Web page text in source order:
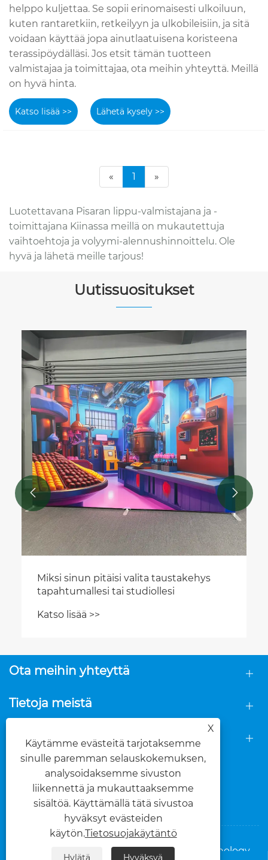
helppo kuljettaa. Se sopii erinomaisesti ulkoiluun,
kuten rantaretkiin, retkeilyyn ja ulkobileisiin, ja sitä
voidaan käyttää jopa ainutlaatuisena koristeena
terassipöydälläsi. Jos etsit tämän tuotteen
valmistajaa ja toimittajaa, ota meihin yhteyttä. Meillä
on hyvä hinta.
Katso lisää >> Lähetä kysely >>
« 1 »
Luotettavana Pisaran lippu-valmistajana ja -
toimittajana Kiinassa meillä on mukautettuja
vaihtoehtoja ja volyymi-alennushinnoittelu. Ole
hyvä ja lähetä meille tarjous!
Uutissuositukset
Miksi sinun pitäisi valita taustakehys
tapahtumallesi tai studiollesi
Katso lisää >>
 
Ota meihin yhteyttä
Tietoja meistä
SEURAA MEITÄ
Copyright © 2025 Foshan Dasi Metal Technology
X
Käytämme evästeitä tarjotaksemme
sinulle paremman selauskokemuksen,
analysoidaksemme sivuston
liikennettä ja mukauttaaksemme
sisältöä. Käyttämällä tätä sivustoa
hyväksyt evästeiden
käytön.Tietosuojakäytäntö
Hylätä Hyväksyä